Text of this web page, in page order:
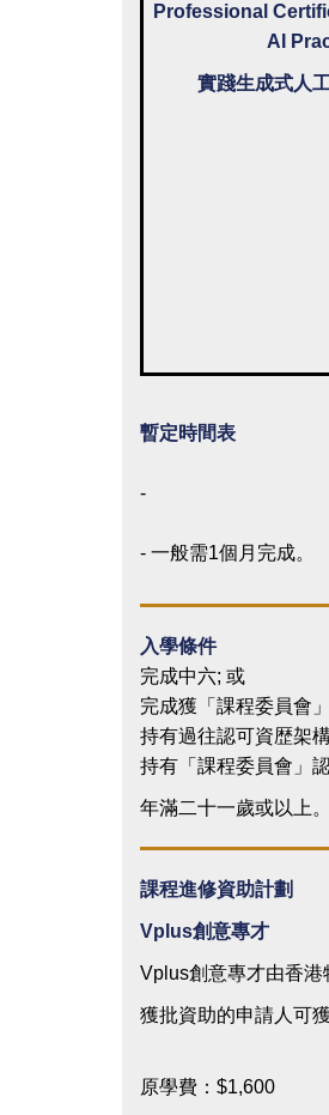
Professional
AI
實踐生成式人
暫定時間表
-
- 一般需1個月完成。
入學條件
完成中六; 或
完成獲「課程委員會
持有過往認可資歴架
持有「課程委員會」
年滿二十一歲或以上
課程進修資助計劃
Vplus創意專才
Vplus創意專才由香港
獲批資助的申請人可
原學費：$1,600